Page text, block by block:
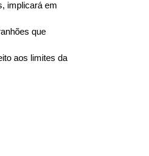
implicará em
que
aos limites da